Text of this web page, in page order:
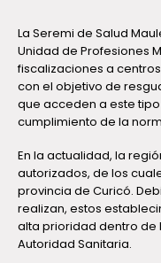
La Seremi de Salud
Unidad de Profesiones
fiscalizaciones a
con el objetivo de
que acceden a este
cumplimiento de la
En la actualidad, la
autorizados, de los
provincia de Curicó.
realizan, estos
alta prioridad dentro de
Autoridad Sanitaria.